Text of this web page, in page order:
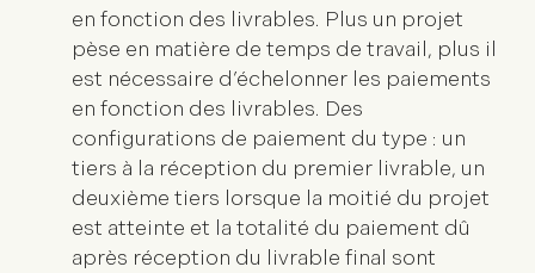
en fonction des livrables. Plus un projet
pèse en matière de temps de travail, plus il
est nécessaire d’échelonner les paiements
en fonction des livrables. Des
configurations de paiement du type : un
tiers à la réception du premier livrable, un
deuxième tiers lorsque la moitié du projet
est atteinte et la totalité du paiement dû
après réception du livrable final sont